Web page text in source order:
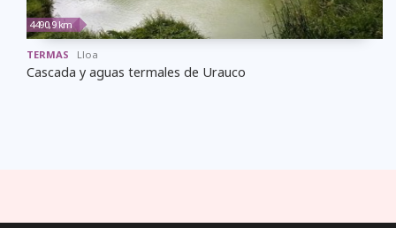
4490,9 km
TERMAS Lloa
Cascada y aguas termales de Urauco